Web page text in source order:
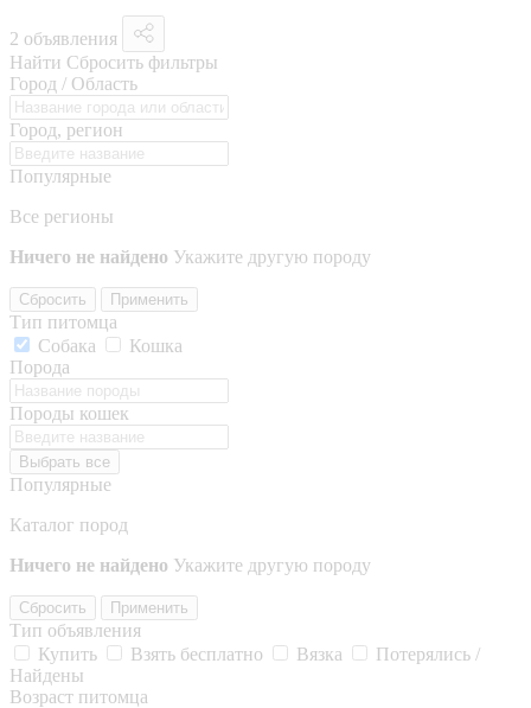
2 объявления
Найти Сбросить фильтры
Город / Область
Город, регион
Популярные
Все регионы
Ничего не найдено Укажите другую породу
Сбросить Применить
Тип питомца
Собака
Кошка
Порода
Породы кошек
Выбрать все
Популярные
Каталог пород
Ничего не найдено Укажите другую породу
Сбросить Применить
Тип объявления
Купить
Взять бесплатно Вязка
Потерялись /
Найдены
Возраст питомца